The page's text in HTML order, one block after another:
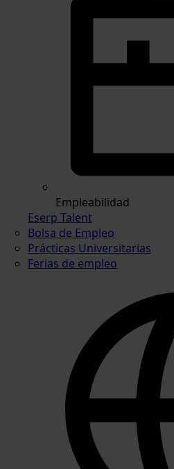
Empleabilidad
Eserp Talent
Bolsa de Empleo
Prácticas Universitarias
Ferias de empleo